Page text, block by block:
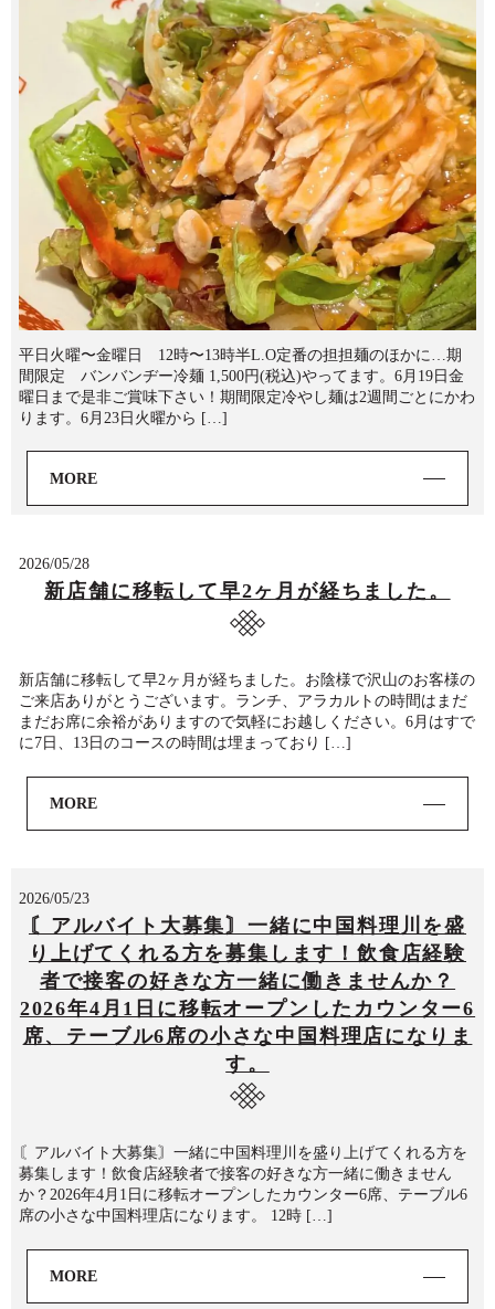
平日火曜〜金曜日 12時〜13時半L.O定番の担担麺のほかに…期
間限定 バンバンヂー冷麺 1,500円(税込)やってます。6月19日金
曜日まで是非ご賞味下さい！期間限定冷やし麺は2週間ごとにかわ
ります。6月23日火曜から […]
MORE
2026/05/28
新店舗に移転して早2ヶ月が経ちました。
新店舗に移転して早2ヶ月が経ちました。お陰様で沢山のお客様の
ご来店ありがとうございます。ランチ、アラカルトの時間はまだ
まだお席に余裕がありますので気軽にお越しください。6月はすで
に7日、13日のコースの時間は埋まっており […]
MORE
2026/05/23
〘アルバイト大募集〙一緒に中国料理川を盛
り上げてくれる方を募集します！飲食店経験
者で接客の好きな方一緒に働きませんか？
2026年4月1日に移転オープンしたカウンター6
席、テーブル6席の小さな中国料理店になりま
す。
〘アルバイト大募集〙一緒に中国料理川を盛り上げてくれる方を
募集します！飲食店経験者で接客の好きな方一緒に働きません
か？2026年4月1日に移転オープンしたカウンター6席、テーブル6
席の小さな中国料理店になります。 12時 […]
MORE